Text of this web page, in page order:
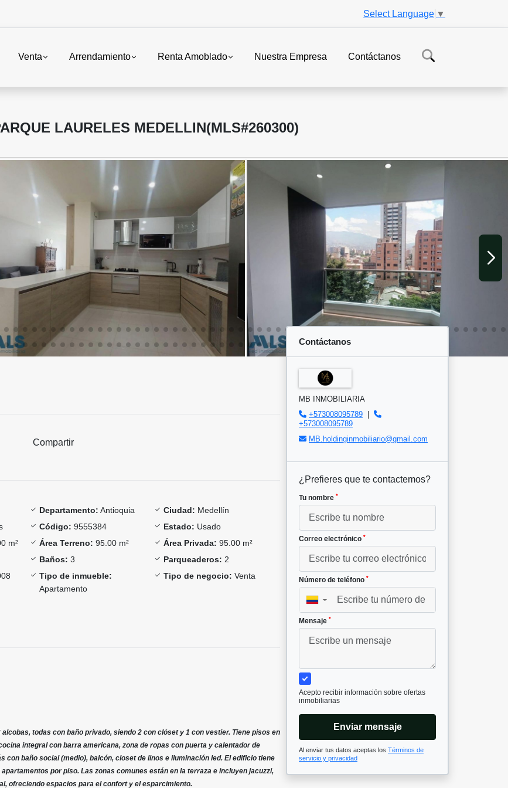
Select Language ▼
Venta Arrendamiento Renta Amoblado Nuestra Empresa Contáctanos
LAURELES MEDELLIN(MLS#260300)
Compartir
Departamento: Antioquia Ciudad: Medellín
Código: 9555384 Estado: Usado
m² Área Terreno: 95.00 m² Área Privada: 95.00 m²
Baños: 3 Parqueaderos: 2
Tipo de inmueble:
Apartamento
Tipo de negocio: Venta
todas con baño privado, siendo 2 con clóset y 1 con vestier. Tiene pisos en
integral con barra americana, zona de ropas con puerta y calentador de
con baño social (medio), balcón, closet de linos e iluminación led. El edificio tiene
por piso. Las zonas comunes están en la terraza e incluyen jacuzzi,
ofreciendo espacios para el confort y el esparcimiento.
Contáctanos
MB INMOBILIARIA
+573008095789
+573008095789
MB.holdinginmobiliario@gmail.com
¿Prefieres que te contactemos?
Tu nombre *
Correo electrónico *
Número de teléfono *
▼
Mensaje *
Acepto recibir información sobre ofertas
inmobiliarias
Enviar mensaje
Al enviar tus datos aceptas los Términos de
servicio y privacidad